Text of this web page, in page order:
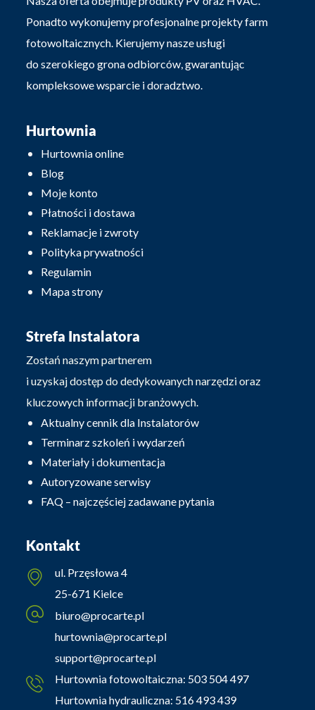
Ponadto wykonujemy profesjonalne projekty farm
fotowoltaicznych. Kierujemy nasze usługi
do szerokiego grona odbiorców, gwarantując
kompleksowe wsparcie i doradztwo.
Hurtownia
Hurtownia online
Blog
Moje konto
Płatności i dostawa
Reklamacje i zwroty
Polityka prywatności
Regulamin
Mapa strony
Strefa Instalatora
Zostań naszym partnerem
i uzyskaj dostęp do dedykowanych narzędzi oraz
kluczowych informacji branżowych.
Aktualny cennik dla Instalatorów
Terminarz szkoleń i wydarzeń
Materiały i dokumentacja
Autoryzowane serwisy
FAQ – najczęściej zadawane pytania
Kontakt
ul. Przęsłowa 4
25-671 Kielce
biuro@procarte.pl
hurtownia@procarte.pl
support@procarte.pl
Hurtownia fotowoltaiczna: 503 504 497
Hurtownia hydrauliczna: 516 493 439